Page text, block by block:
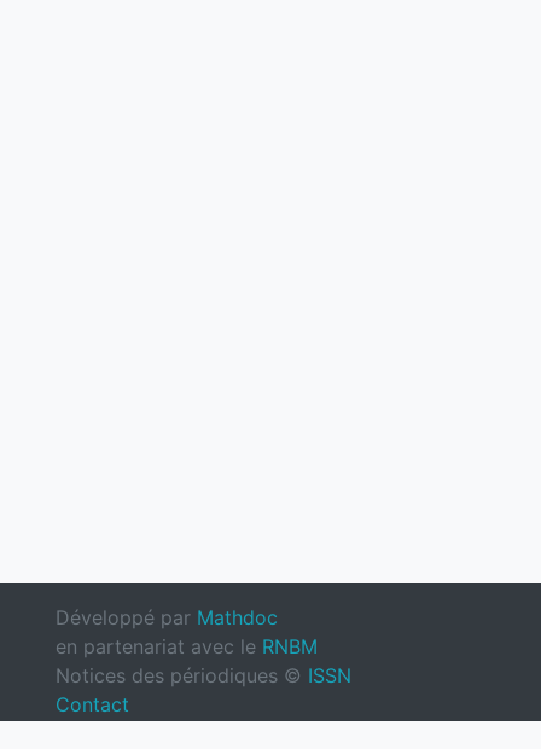
Développé par Mathdoc
en partenariat avec le RNBM
Notices des périodiques © ISSN
Contact